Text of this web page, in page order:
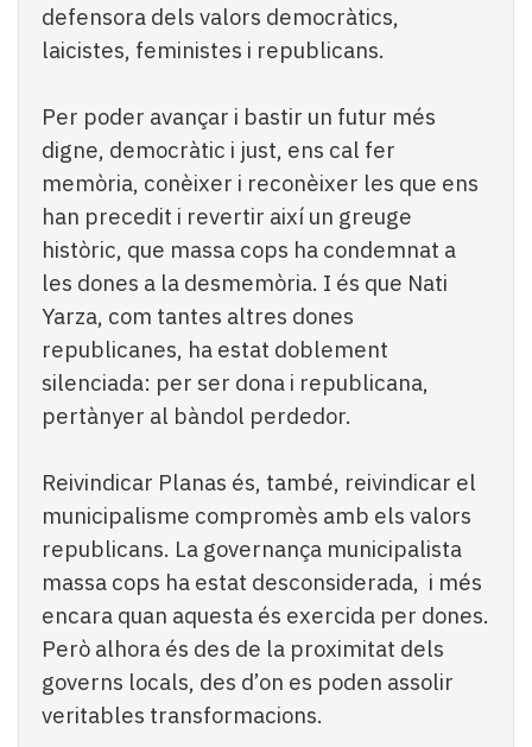
defensora dels valors democràtics,
laicistes, feministes i republicans.
Per poder avançar i bastir un futur més
digne, democràtic i just, ens cal fer
memòria, conèixer i reconèixer les que ens
han precedit i revertir així un greuge
històric, que massa cops ha condemnat a
les dones a la desmemòria. I és que Nati
Yarza, com tantes altres dones
republicanes, ha estat doblement
silenciada: per ser dona i republicana,
pertànyer al bàndol perdedor.
Reivindicar Planas és, també, reivindicar el
municipalisme compromès amb els valors
republicans. La governança municipalista
massa cops ha estat desconsiderada, i més
encara quan aquesta és exercida per dones.
Però alhora és des de la proximitat dels
governs locals, des d’on es poden assolir
veritables transformacions.